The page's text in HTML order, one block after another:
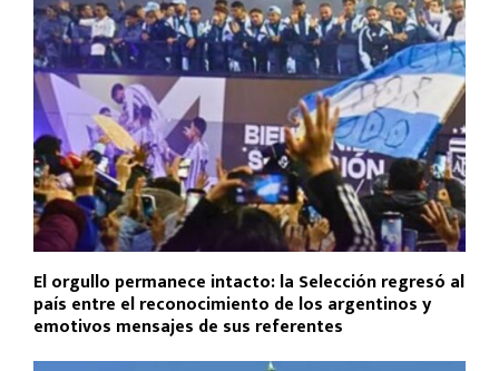
El orgullo permanece intacto: la Selección regresó al
país entre el reconocimiento de los argentinos y
emotivos mensajes de sus referentes